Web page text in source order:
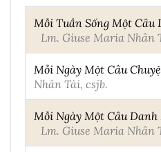
Mỗi Tuần Sống Một Câu
Lm. Giuse Maria Nhân
Mỗi Ngày Một Câu
Nhân Tài, csjb.
Mỗi Ngày Một Câu
Lm. Giuse Maria Nhân